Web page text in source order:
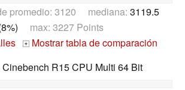
promedio: 3120 mediana: 3119.5
max: 3227 Points
+
Mostrar tabla de comparación
Cinebench R15 CPU Multi 64 Bit